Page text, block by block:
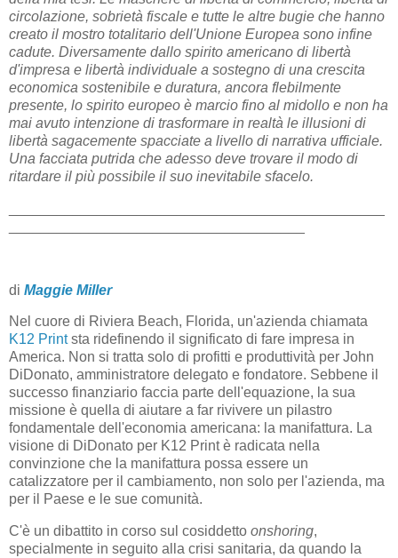
circolazione, sobrietà fiscale e tutte le altre bugie che hanno
creato il mostro totalitario dell'Unione Europea sono infine
cadute. Diversamente dallo spirito americano di libertà
d'impresa e libertà individuale a sostegno di una crescita
economica sostenibile e duratura, ancora flebilmente
presente, lo spirito europeo è marcio fino al midollo e non ha
mai avuto intenzione di trasformare in realtà le illusioni di
libertà sagacemente spacciate a livello di narrativa ufficiale.
Una facciata putrida che adesso deve trovare il modo di
ritardare il più possibile il suo inevitabile sfacelo.
di Maggie Miller
Nel cuore di Riviera Beach, Florida, un'azienda chiamata
K12 Printsta ridefinendo il significato di fare impresa in
America. Non si tratta solo di profitti e produttività per John
DiDonato, amministratore delegato e fondatore. Sebbene il
successo finanziario faccia parte dell'equazione, la sua
missione è quella di aiutare a far rivivere un pilastro
fondamentale dell'economia americana: la manifattura. La
visione di DiDonato per K12 Print è radicata nella
convinzione che la manifattura possa essere un
catalizzatore per il cambiamento, non solo per l'azienda, ma
per il Paese e le sue comunità.
C'è un dibattito in corso sul cosiddetto onshoring,
specialmente in seguito alla crisi sanitaria, da quando la